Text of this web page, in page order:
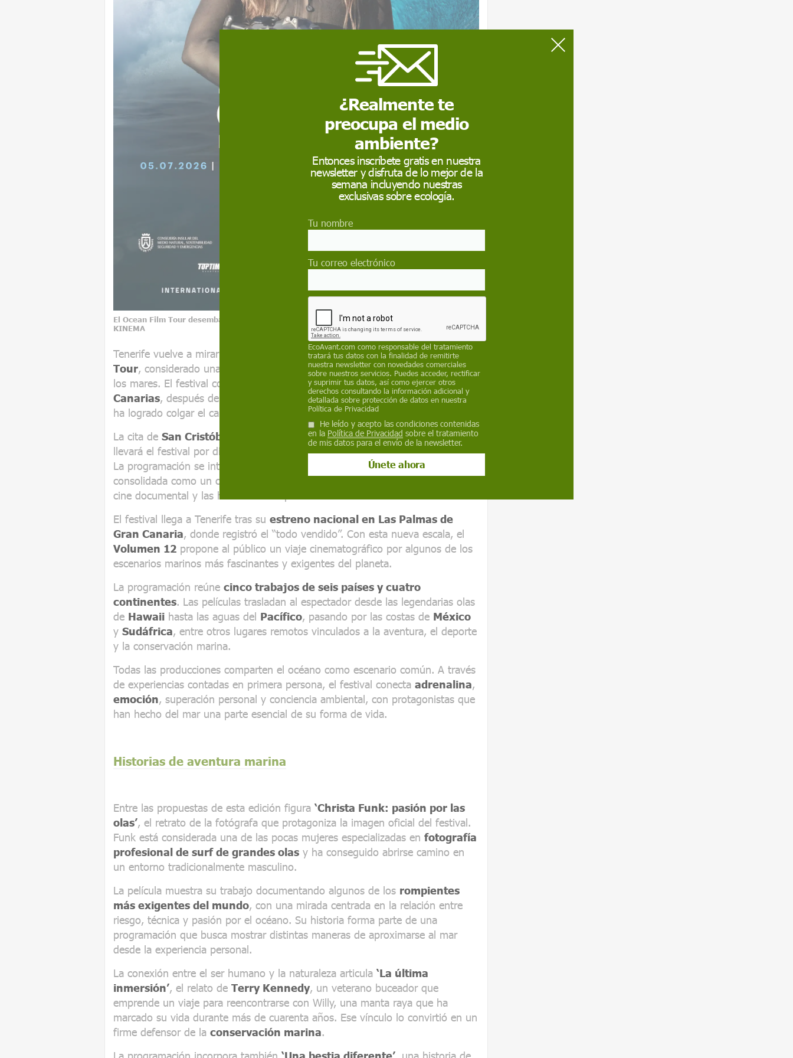
El Ocean Film Tour desembarca en Tenerife con historias sobre aventura y océanos / Imagen:
KINEMA
Tenerife vuelve a mirar al océano a través delInternational Ocean Film
Tour, considerado una de las grandes citas europeas del cine, la aventura y
los mares. El festival continúa su gira nacional con una nueva parada en
Canarias, después de las anteriores proyecciones celebradas en la isla, donde
ha logrado colgar el cartel de lleno edición tras edición.
La cita de San Cristóbal de La Laguna
forma parte de un recorrido que
llevará el festival por distintos puntos del país con una veintena de eventos.
La programación se integra además en una gira europea con230 destinos
consolidada como un circuito de referencia para los aficionados al océano, el
cine documental y las historias de exploración.
El festival llega a Tenerife tras su estreno nacional en Las Palmas de
Gran Canaria, donde registró el “todo vendido”. Con esta nueva escala, el
Volumen 12 propone al público un viaje cinematográfico por algunos de los
escenarios marinos más fascinantes y exigentes del planeta.
La programación reúne cinco trabajos de seis países y cuatro
continentes. Las películas trasladan al espectador desde las legendarias olas
de Hawaii hasta las aguas del Pacífico, pasando por las costas de México
y Sudáfrica, entre otros lugares remotos vinculados a la aventura, el deporte
y la conservación marina.
Todas las producciones comparten el océano como escenario común. A través
de experiencias contadas en primera persona, el festival conecta adrenalina,
emoción, superación personal y conciencia ambiental, con protagonistas que
han hecho del mar una parte esencial de su forma de vida.
Historias de aventura marina
Entre las propuestas de esta edición figura ‘Christa Funk: pasión por las
olas’, el retrato de la fotógrafa que protagoniza la imagen oficial del festival.
Funk está considerada una de las pocas mujeres especializadas en fotografía
profesional de surf de grandes olas y ha conseguido abrirse camino en
un entorno tradicionalmente masculino.
La película muestra su trabajo documentando algunos de los rompientes
más exigentes del mundo, con una mirada centrada en la relación entre
riesgo, técnica y pasión por el océano. Su historia forma parte de una
programación que busca mostrar distintas maneras de aproximarse al mar
desde la experiencia personal.
La conexión entre el ser humano y la naturaleza articula ‘La última
inmersión’, el relato de Terry Kennedy, un veterano buceador que
emprende un viaje para reencontrarse con Willy, una manta raya que ha
marcado su vida durante más de cuarenta años. Ese vínculo lo convirtió en un
firme defensor de la conservación marina.
¿Realmente te
preocupa el medio
ambiente?
Entonces inscríbete gratis en nuestra
newsletter y disfruta de lo mejor de la
semana incluyendo nuestras
exclusivas sobre ecología.
Tu nombre
Tu correo electrónico
EcoAvant.com como responsable del tratamiento
tratará tus datos con la finalidad de remitirte
nuestra newsletter con novedades comerciales
sobre nuestros servicios. Puedes acceder, rectificar
y suprimir tus datos, así como ejercer otros
derechos consultando la información adicional y
detallada sobre protección de datos en nuestra
Política de Privacidad
He leído y acepto las condiciones contenidas
en la Política de Privacidad sobre el tratamiento
de mis datos para el envío de la newsletter.